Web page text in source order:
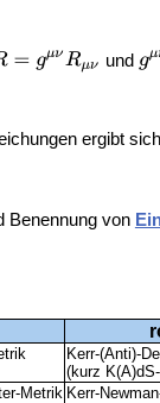
und
ergibt
Benennung von
Kerr-(Anti)-
(kurz
Metrik Kerr-